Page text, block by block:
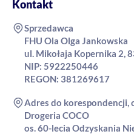
Kontakt
Sprzedawca
FHU Ola Olga Jankowska
ul. Mikołaja Kopernika 2,
NIP: 5922250446
REGON: 381269617
Adres do korespondencji,
Drogeria COCO
os. 60-lecia Odzyskania